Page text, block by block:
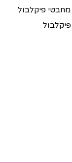
מחבטי פיקלבול
פיקלבול